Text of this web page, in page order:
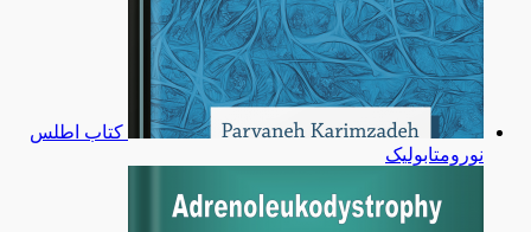
کتاب اطلس
نورومتابولیک